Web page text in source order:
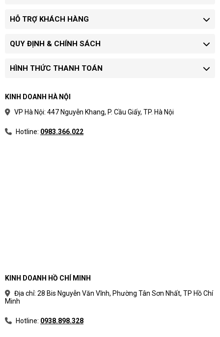
HỖ TRỢ KHÁCH HÀNG
QUY ĐỊNH & CHÍNH SÁCH
HÌNH THỨC THANH TOÁN
KINH DOANH HÀ NỘI
VP Hà Nội: 447 Nguyễn Khang, P. Cầu Giấy, TP. Hà Nội
Hotline: 0983.366.022
KINH DOANH HỒ CHÍ MINH
Địa chỉ: 28 Bis Nguyễn Văn Vĩnh, Phường Tân Sơn Nhất, TP Hồ Chí
Minh
Hotline: 0938.898.328